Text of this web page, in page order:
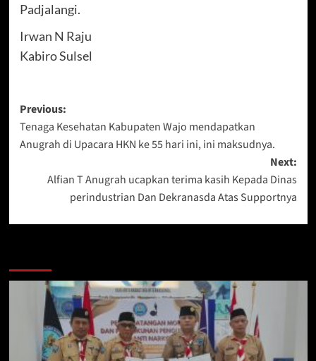
Padjalangi.
Irwan N Raju
Kabiro Sulsel
Post
navigation
Previous:
Tenaga Kesehatan Kabupaten Wajo mendapatkan
Anugrah di Upacara HKN ke 55 hari ini, ini maksudnya.
Next:
Alfian T Anugrah ucapkan terima kasih Kepada Dinas
perindustrian Dan Dekranasda Atas Supportnya